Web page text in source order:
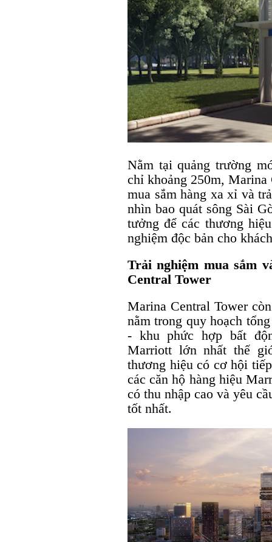
Nằm tại quảng trường
chỉ khoảng 250m, Marina
mua sắm hàng xa xỉ và
nhìn bao quát sông Sài
tưởng để các thương
nghiệm độc bản cho
Trải nghiệm mua sắm
Central Tower
Marina Central Tower
nằm trong quy hoạch
- khu phức hợp bất
Marriott lớn nhất thế
thương hiệu có cơ hội
các căn hộ hàng hiệu
có thu nhập cao và yêu
tốt nhất.